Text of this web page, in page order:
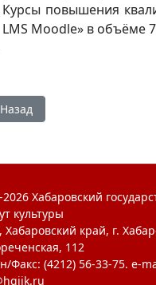
Курсы повышения
LMS Moodle» в объёме
Войцеховская
Назад
Хабаровский
культуры
Хабаровский край, г.
112
Факс: (4212) 56-33-75. e-